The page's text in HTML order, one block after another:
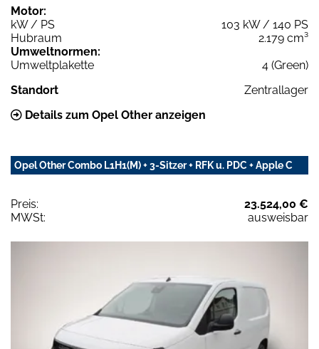
Motor:
kW / PS
103 kW / 140 PS
Hubraum
2.179 cm³
Umweltnormen:
Umweltplakette
4 (Green)
Standort
Zentrallager
Details zum Opel Other anzeigen
Opel Other Combo L1H1(M) + 3-Sitzer + RFK u. PDC + Apple C
Preis:
23.524,00 €
MWSt:
ausweisbar